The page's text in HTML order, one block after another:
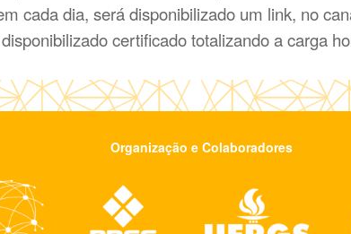
cada dia, será disponibilizado um link, no
certificado totalizando a carga
Organização e Colaboradores